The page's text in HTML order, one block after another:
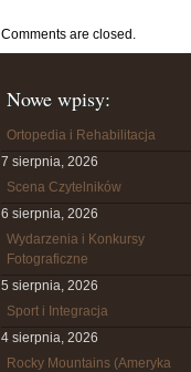
Comments are closed.
Nowe wpisy:
Ortopedia i Rehabilitacja
7 sierpnia, 2026
Scena Czytelników
6 sierpnia, 2026
Wydarzenia i Konkursy
Fotograficzne
5 sierpnia, 2026
Sport i Integracja
4 sierpnia, 2026
Rocky Mountains (Ameryka